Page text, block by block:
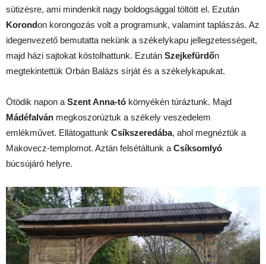
sütizésre, ami mindenkit nagy boldogsággal töltött el. Ezután
Korondon korongozás volt a programunk, valamint taplászás. Az
idegenvezető bemutatta nekünk a székelykapu jellegzetességeit,
majd házi sajtokat kóstolhattunk. Ezután Szejkefürdőn
megtekintettük Orbán Balázs sírját és a székelykapukat.
Ötödik napon a Szent Anna-tó környékén túráztunk. Majd
Mádéfalván megkoszorúztuk a székely veszedelem
emlékművet. Ellátogattunk Csíkszeredába, ahol megnéztük a
Makovecz-templomot. Aztán felsétáltunk a Csíksomlyó
búcsújáró helyre.